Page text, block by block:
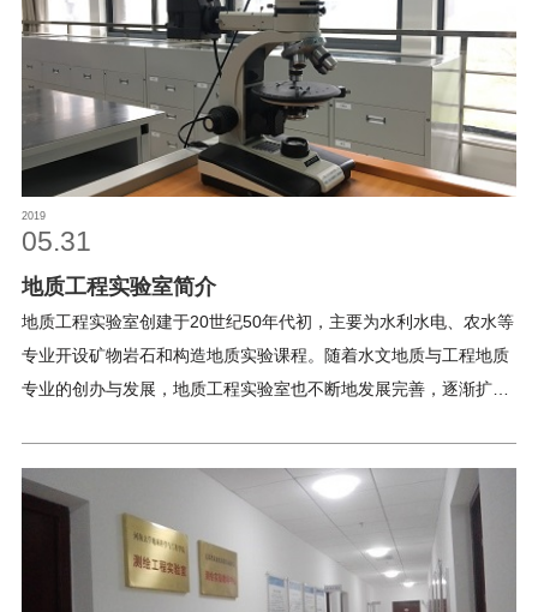
能的基础上，注重创新性、开放性、设计性、综合性实验的开展，
实施“产、学、研”相结合的实验教学模式，紧密结合生产实际和科
研项目，强化学生综合性和创新性实验能力的训练，为培养复合型
高层次人才打下坚实基础。实验中心注重学科交叉、原始创新与高
新技术应用，在完成实验教学任务的同时，利用仪器设备优势，承
担生产科研任务，项目涉及水利、交通、能源、工民建等广泛领
域，为解决国家重大工程面临的地球科学问题做出重要贡献。
2019
05.31
地质工程实验室简介
地质工程实验室创建于20世纪50年代初，主要为水利水电、农水等
专业开设矿物岩石和构造地质实验课程。随着水文地质与工程地质
专业的创办与发展，地质工程实验室也不断地发展完善，逐渐扩展
被指定为“211工程”建设基础实验室以来，实验室的仪器设备资源得
到持续改善和优化，仪器设备已由传统的机械式、光学式仪器逐步
向自动化、电子化仪器方向发展。目前，实验室总面积1585平方
米，各类标本和基础教学仪器配置齐全，设备资产总值920余万